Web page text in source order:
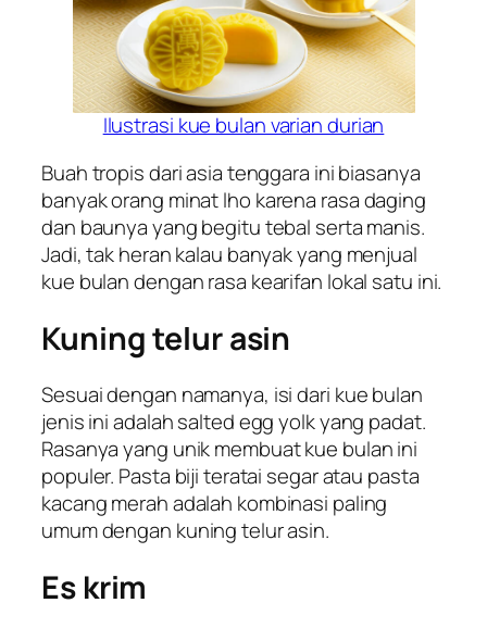
Ilustrasi kue bulan varian durian
Buah tropis dari asia tenggara ini biasanya
banyak orang minatlho karena rasa daging
dan baunya yang begitu tebal serta manis.
Jadi, tak heran kalau banyak yang menjual
kue bulan dengan rasa kearifan lokal satu ini.
Kuning telur asin
Sesuai dengan namanya, isi dari kue bulan
jenis ini adalahsalted egg yolkyang padat.
Rasanya yang unik membuat kue bulan ini
populer. Pasta biji teratai segar atau pasta
kacang merah adalah kombinasi paling
umum dengan kuning telur asin.
Es krim